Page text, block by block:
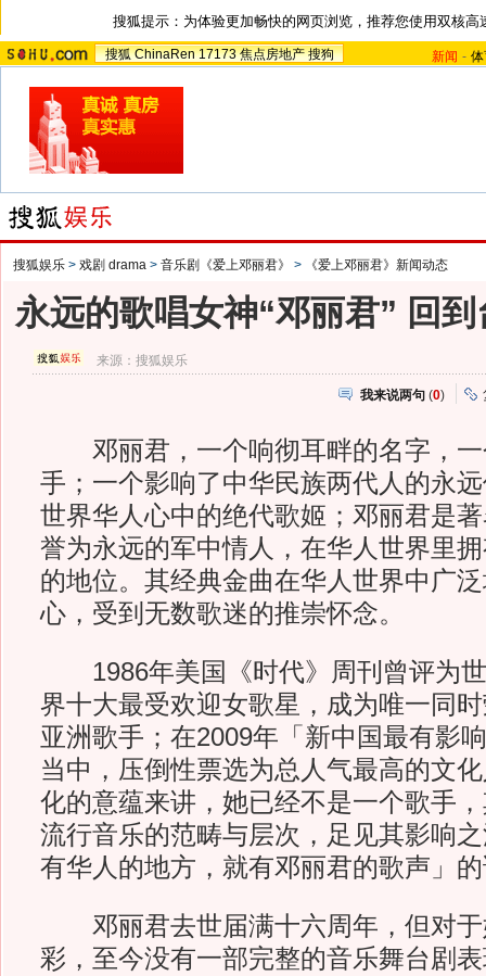
搜狐提示：为体验更加畅快的网页浏览，推荐您使用双核高
搜狐 ChinaRen 17173 焦点房地产 搜狗 新闻 -
搜狐娱乐 > 戏剧 drama > 音乐剧《爱上邓丽君》 > 《爱上邓丽君》新闻动态
永远的歌唱女神“邓丽君” 回
来源：搜狐娱乐
我来说两句 (0)
邓丽君，一个响彻耳畔的名字，一
手；一个影响了中华民族两代人的永
世界华人心中的绝代歌姬；邓丽君是
誉为永远的军中情人，在华人世界里
的地位。其经典金曲在华人世界中广
心，受到无数歌迷的推崇怀念。
1986年美国《时代》周刊曾评为世
界十大最受欢迎女歌星，成为唯一同
亚洲歌手；在2009年「新中国最有影
当中，压倒性票选为总人气最高的文
化的意蕴来讲，她已经不是一个歌手
流行音乐的范畴与层次，足见其影响
有华人的地方，就有邓丽君的歌声」
邓丽君去世届满十六周年，但对于
彩，至今没有一部完整的音乐舞台剧